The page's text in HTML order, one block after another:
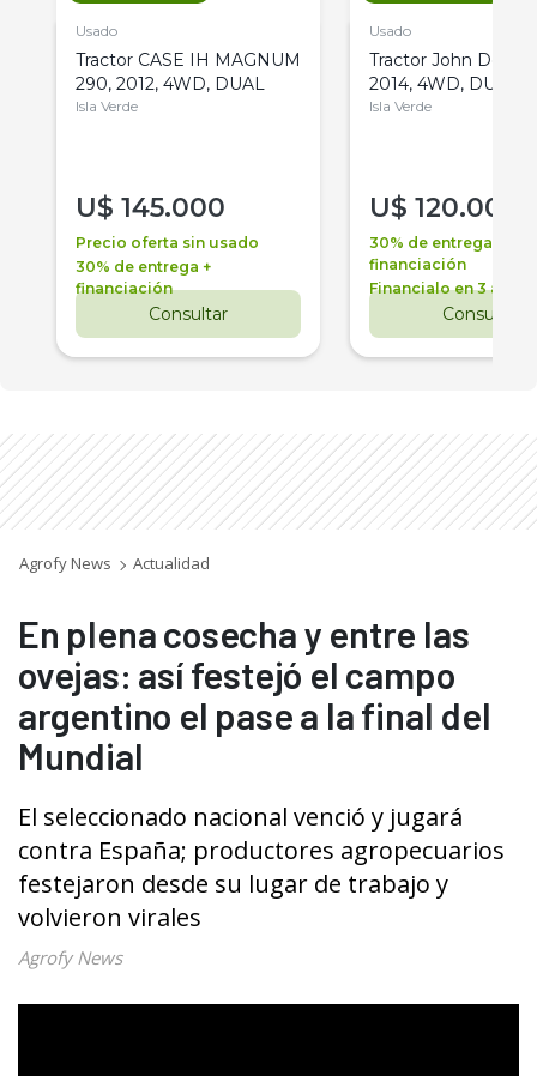
Usado
Tractor CASE IH MAGNUM
290, 2012, 4WD, DUAL
Isla Verde
U$ 145.000
Precio oferta sin usado
30% de entrega +
financiación
Consultar
Usado
Tractor John Deere
2014, 4WD, DUAL
Isla Verde
U$ 120.000
30% de entrega +
financiación
Financialo en 3 años
Consultar
Agrofy News Actualidad
En plena cosecha y entre las
ovejas: así festejó el campo
argentino el pase a la final del
Mundial
El seleccionado nacional venció y jugará
contra España; productores agropecuarios
festejaron desde su lugar de trabajo y
volvieron virales
Agrofy News